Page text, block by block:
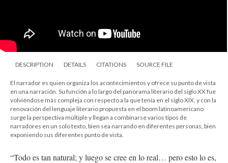
DESCRIPTION DETAILS CITATIONS SOURCE FILE
El narrador es quien organiza los acontecimientos y ofrece su punto de vista
en una narración. Su función a lo largo del panorama literario del siglo XX fue
volviéndose más compleja con respecto a la que tenía en el siglo XIX, y con la
renovación del lenguaje literario propuesta en el boom latinoamericano
surge la perspectiva múltiple y llegan a combinarse varios tipos de
narradores en un solo texto, bien sea narrando en diferentes personas, bien
exponiendo sus diferentes punto de vista.
“Todo es tan natural; y luego se cree en lo real… pero esto lo es,